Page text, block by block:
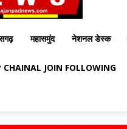
महासमुंद नेशनल डेस्क
JOIN FOLLOWING